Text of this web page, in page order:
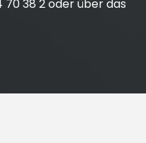
70 38 2 oder über das